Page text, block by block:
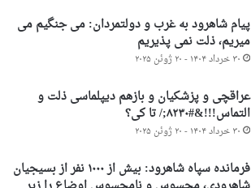
پیام شاهرود به غرب و دولتمردان: می جنگیم می
میریم، ذلت نمی پذیریم
۳۰ خرداد ۱۴۰۴ - ۲۰ ژوئن ۲۰۲۵
عراقچی و پزشکیان و بازهم دیپلماسی ذلت و
التماس!!!&#۸۲۳۰;/ تا کی؟
۳۰ خرداد ۱۴۰۴ - ۲۰ ژوئن ۲۰۲۵
فرمانده سپاه شاهرود: بیش از ۱۰۰۰ نفر از بسیجیان